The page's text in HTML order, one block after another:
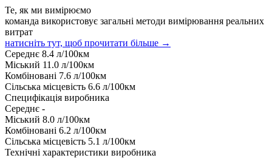
Те, як ми вимірюємо
команда використовує загальні методи вимірювання реальних
витрат
натисніть тут, щоб прочитати більше →
Середнє 8.4 л/100км
Міський 11.0 л/100км
Комбіновані 7.6 л/100км
Сільська місцевість 6.6 л/100км
Специфікація виробника
Середнє -
Міський 8.0 л/100км
Комбіновані 6.2 л/100км
Сільська місцевість 5.1 л/100км
Технічні характеристики виробника